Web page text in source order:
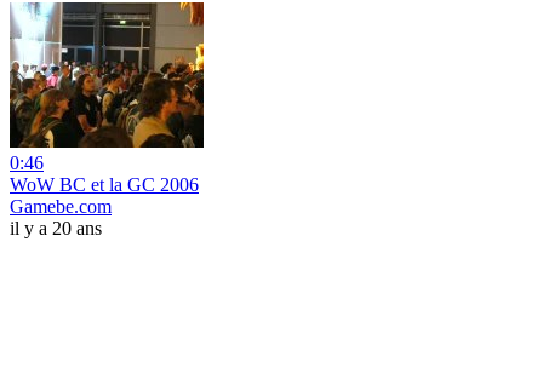
0:46
WoW BC et la GC 2006
Gamebe.com
il y a 20 ans